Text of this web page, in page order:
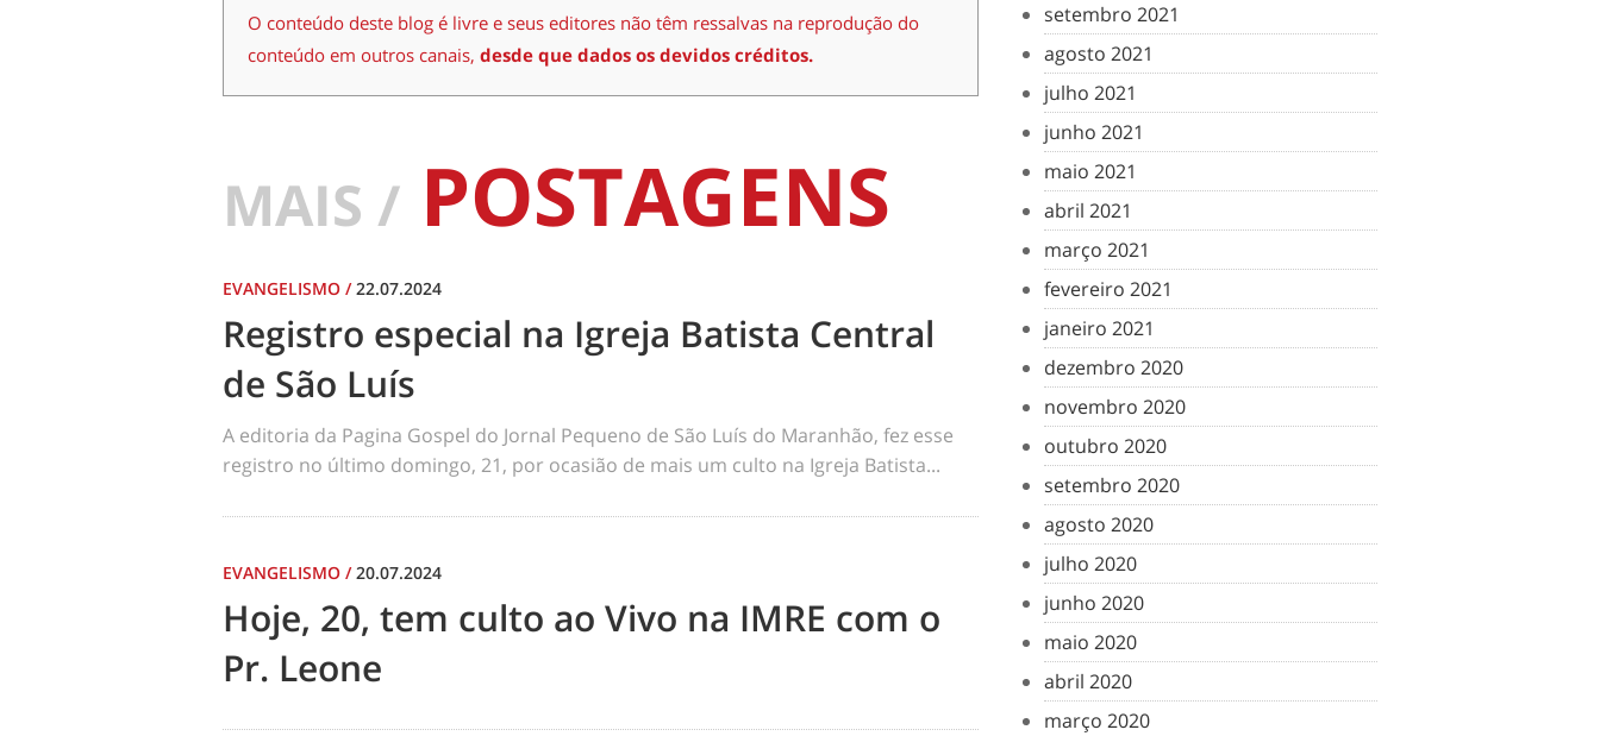
O conteúdo deste blog é livre e seus editores não têm ressalvas na reprodução do
conteúdo em outros canais, desde que dados os devidos créditos.
MAIS / POSTAGENS
EVANGELISMO /22.07.2024
Registro especial na Igreja Batista Central
de São Luís
A editoria da Pagina Gospel do Jornal Pequeno de São Luís do Maranhão, fez esse
registro no último domingo, 21, por ocasião de mais um culto na Igreja Batista...
EVANGELISMO /20.07.2024
Hoje, 20, tem culto ao Vivo na IMRE com o
Pr. Leone
setembro 2021
agosto 2021
julho 2021
junho 2021
maio 2021
abril 2021
março 2021
fevereiro 2021
janeiro 2021
dezembro 2020
novembro 2020
outubro 2020
setembro 2020
agosto 2020
julho 2020
junho 2020
maio 2020
abril 2020
março 2020